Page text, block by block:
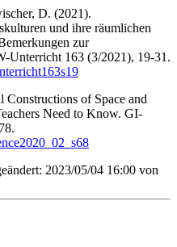
D. (2021).
und ihre räumlichen
zur
Unterricht 163 (3/2021), 19-31.
of Space and
Need to Know. GI-
2023/05/04 16:00 von